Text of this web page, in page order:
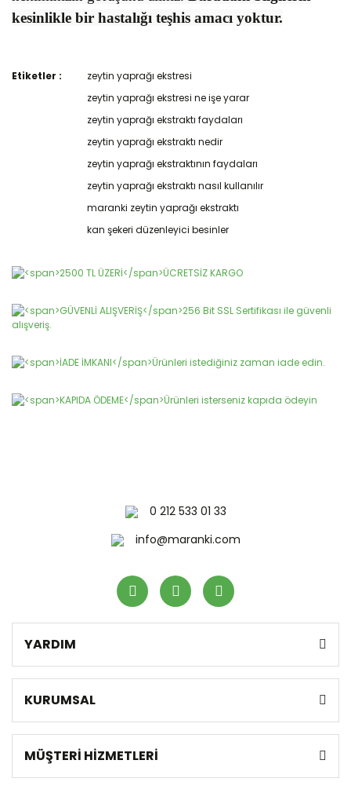
kesinlikle bir hastalığı teşhis amacı yoktur.
Bu ürüne ilk yorumu siz yapın!
Yorum Yaz
Bu ürünün fiyat bilgisi, resim, ürün açıklamalarında ve diğer
konularda yetersiz gördüğünüz noktaları öneri formunu
kullanarak tarafımıza iletebilirsiniz.
Görüş ve önerileriniz için teşekkür ederiz.
Ürün resmi kalitesiz, bozuk veya görüntülenemiyor.
Ürün açıklamasında eksik bilgiler bulunuyor.
Ürün bilgilerinde hatalar bulunuyor.
Ürün fiyatı diğer sitelerden daha pahalı.
Etiketler :
zeytin yaprağı ekstresi
zeytin yaprağı ekstresi ne işe yarar
zeytin yaprağı ekstraktı faydaları
zeytin yaprağı ekstraktı nedir
zeytin yaprağı ekstraktının faydaları
zeytin yaprağı ekstraktı nasıl kullanılır
maranki zeytin yaprağı ekstraktı
kan şekeri düzenleyici besinler
0 212 533 01 33
info@maranki.com
YARDIM
KURUMSAL
MÜŞTERİ HİZMETLERİ